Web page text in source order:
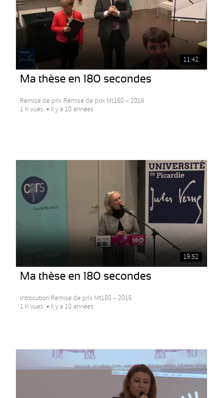
11:42
Ma thèse en 180 secondes
Remise de prix Remise de prix Mt180 – 2016
1 K vues
Il y a 10 années
19:52
Ma thèse en 180 secondes
Introcution Remise de prix Mt180 – 2016
1 K vues
Il y a 10 années